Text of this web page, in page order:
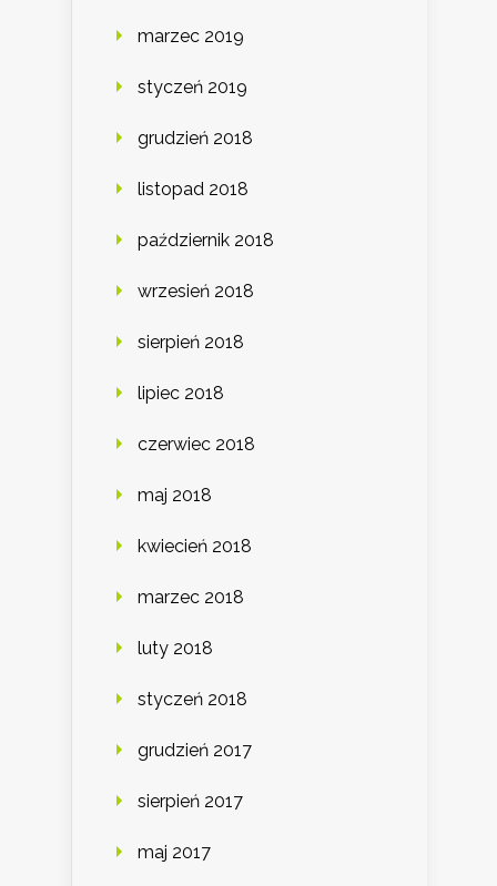
marzec 2019
styczeń 2019
grudzień 2018
listopad 2018
październik 2018
wrzesień 2018
sierpień 2018
lipiec 2018
czerwiec 2018
maj 2018
kwiecień 2018
marzec 2018
luty 2018
styczeń 2018
grudzień 2017
sierpień 2017
maj 2017